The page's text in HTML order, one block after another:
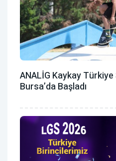
ANALİG Kaykay Türkiye
Bursa’da Başladı